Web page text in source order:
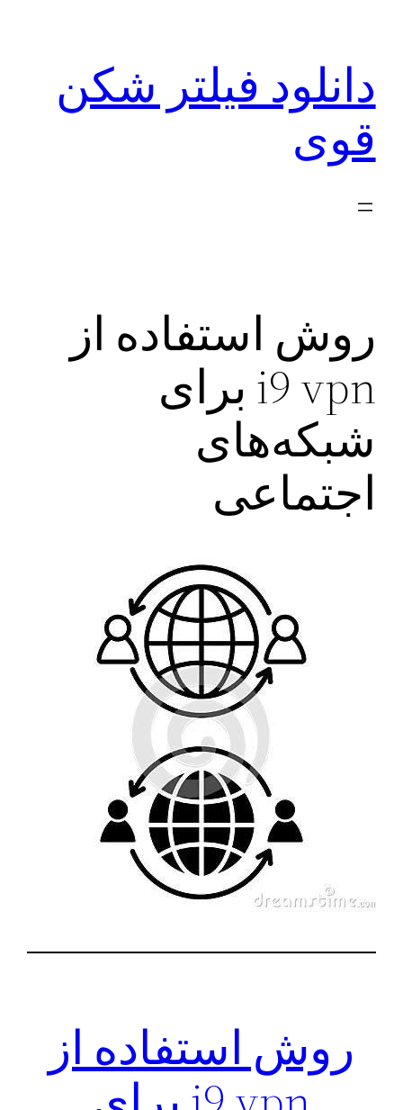
دانلود فیلتر شکن
قوی
روش استفاده از
i9 vpn برای
شبکه‌های
اجتماعی
روش استفاده از